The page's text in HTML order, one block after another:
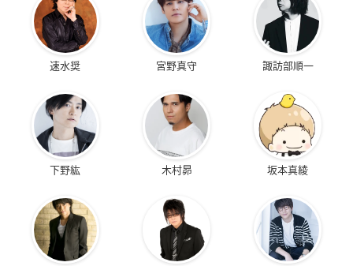
速水奨 宮野真守 諏訪部順一
下野紘 木村昴 坂本真綾